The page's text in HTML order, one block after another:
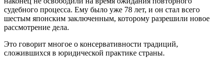
судебного процесса. Ему было уже 78 лет, и он стал всего
шестым японским заключенным, которому разрешили новое
рассмотрение дела.
Это говорит многое о консервативности традиций,
сложившихся в юридической практике страны.